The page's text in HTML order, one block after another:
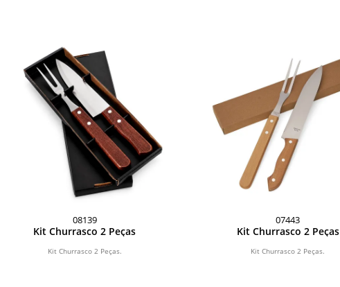
08139
Kit Churrasco 2 Peças
Kit Churrasco 2 Peças.
07443
Kit Churrasco 2 Peças
Kit Churrasco 2 Peças.